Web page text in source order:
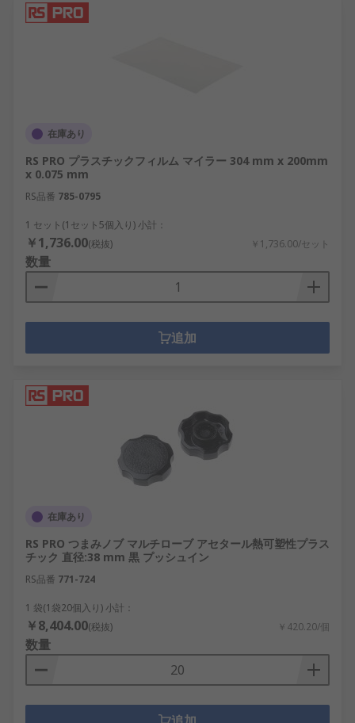
在庫あり
RS PRO プラスチックフィルム マイラー 304 mm x 200mm
x 0.075 mm
RS品番 785-0795
1 セット(1セット5個入り) 小計：
￥1,736.00(税抜) ￥1,736.00/セット
数量
追加
在庫あり
RS PRO つまみノブ マルチローブ アセタール熱可塑性プラス
チック 直径:38 mm 黒 プッシュイン
RS品番 771-724
1 袋(1袋20個入り) 小計：
￥8,404.00(税抜) ￥420.20/個
数量